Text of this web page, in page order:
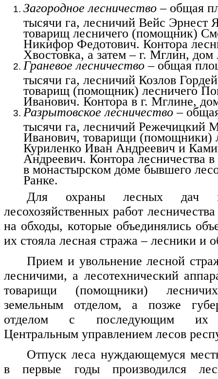
Загородное лесничество – общая
тысячи га, лесничий Вейс Эрнест
товарищ лесничего (помощник)
Никифор Федотович. Контора
Хвостовка, а затем – г. Мглин,
Граневое лесничество – общая
тысячи га, лесничий Козлов
товарищ (помощник) лесничего
Иванович. Контора в г. Мглине,
Разрытовское лесничество –
тысячи га, лесничий Режечицкий
Иванович, товарищи (помощники)
Куриленко Иван Андреевич и
Андреевич. Контора лесничества
в монастырском доме бывшего
Ранке.
Для охраны лесных дач
лесохозяйственных работ
на обходы, которые объединялись
их стояла лесная стража – лесники и
Прием и увольнение лесной
лесничими, а лесотехнический
товарищи (помощники)
земельным отделом, а позже
отделом с последующим их
Центральным управлением лесов
Отпуск леса нуждающемуся
в первые годы производился